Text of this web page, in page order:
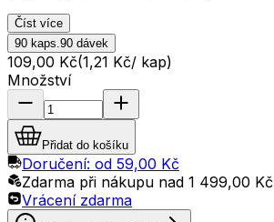
Číst více
90 kaps.90 dávek
109,00 Kč(1,21 Kč/ kap)
Množství
Přidat do košíku
Doručení: od 59,00 Kč
Zdarma při nákupu nad 1 499,00 Kč
Vrácení zdarma